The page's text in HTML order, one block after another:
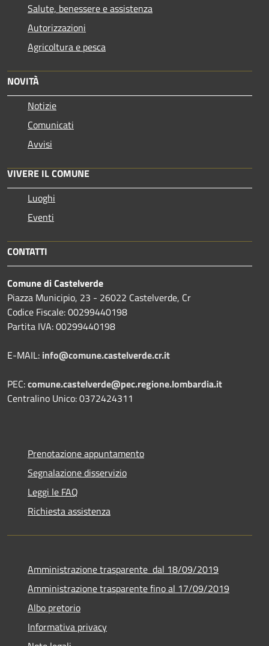
Salute, benessere e assistenza
Autorizzazioni
Agricoltura e pesca
NOVITÀ
Notizie
Comunicati
Avvisi
VIVERE IL COMUNE
Luoghi
Eventi
CONTATTI
Comune di Castelverde
Piazza Municipio, 23 - 26022 Castelverde, Cr
Codice Fiscale: 00299440198
Partita IVA: 00299440198
E-MAIL: info@comune.castelverde.cr.it
PEC:comune.castelverde@pec.regione.lombardia.it
Centralino Unico: 0372424311
Prenotazione appuntamento
Segnalazione disservizio
Leggi le FAQ
Richiesta assistenza
Amministrazione trasparente dal 18/09/2019
Amministrazione trasparente fino al 17/09/2019
Albo pretorio
Informativa privacy